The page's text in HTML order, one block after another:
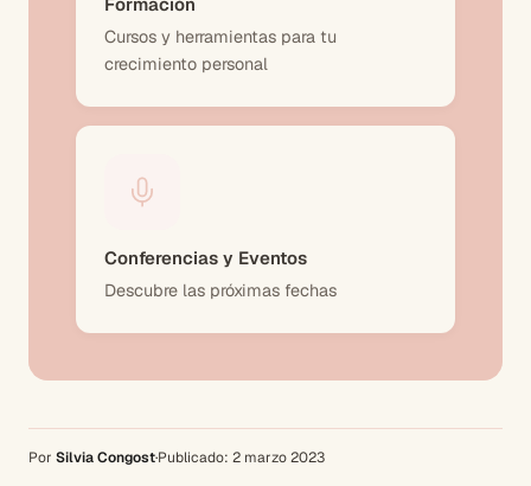
Cursos y herramientas para tu
crecimiento personal
Conferencias y Eventos
Descubre las próximas fechas
Por Silvia Congost·Publicado: 2 marzo 2023